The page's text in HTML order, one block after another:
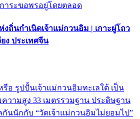
าระขอพรอยู่โดยตลอด
ถิ่นกำเนิดเจ้าแม่กวนอิม | เกาะผู่โถว
ง ประเทศจีน
อ รูปปั้นเจ้าแม่กวนอิมทะเลใต้ เป็น
วามสูง 33 เมตรรวมฐาน ประดิษฐาน
กันนักกับ “วัดเจ้าแม่กวนอิมไม่ยอมไป”